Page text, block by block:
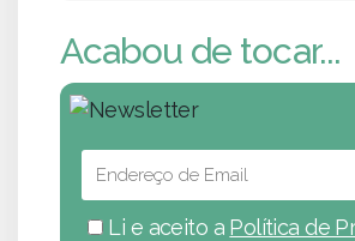
Acabou de tocar...
Li e aceito a Política de